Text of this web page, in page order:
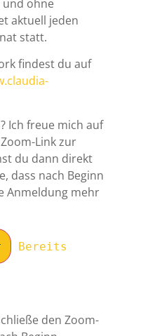
ohne
aktuell jeden
statt.
findest du auf
Ich freue mich auf
Link zur
du dann direkt
dass nach Beginn
Anmeldung mehr
Bereits
den Zoom-